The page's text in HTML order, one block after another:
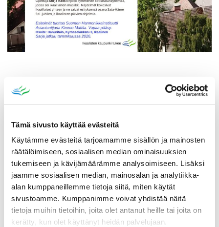
Tämä sivusto käyttää evästeitä
Käytämme evästeitä tarjoamamme sisällön ja mainosten
räätälöimiseen, sosiaalisen median ominaisuuksien
tukemiseen ja kävijämäärämme analysoimiseen. Lisäksi
jaamme sosiaalisen median, mainosalan ja analytiikka-
alan kumppaneillemme tietoja siitä, miten käytät
sivustoamme. Kumppanimme voivat yhdistää näitä
tietoja muihin tietoihin, joita olet antanut heille tai joita on
kerätty, kun olet käyttänyt heidän palvelujaan.
Katso myös